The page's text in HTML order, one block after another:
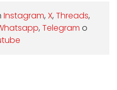
Instagram, X, Threads,
, Telegram o